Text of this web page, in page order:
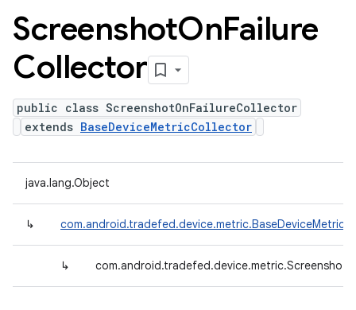
ScreenshotOnFailure
Collector
public class ScreenshotOnFailureCollector
extends BaseDeviceMetricCollector
java.lang.Object
↳
↳